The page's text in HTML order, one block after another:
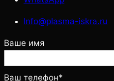
Info@plasma-iskra.ru
Ваше имя
Ваш телефон*